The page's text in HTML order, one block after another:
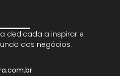
dedicada a inspirar e
dos negócios.